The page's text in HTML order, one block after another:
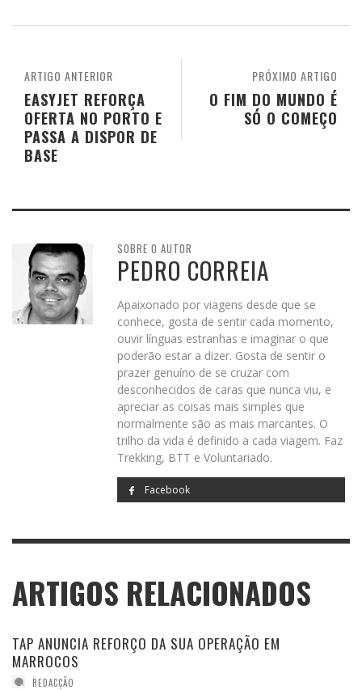
PRÓXIMO ARTIGO
O FIM DO MUNDO É
SÓ O COMEÇO
ARTIGO ANTERIOR
EASYJET REFORÇA
OFERTA NO PORTO E
PASSA A DISPOR DE
BASE
SOBRE O AUTOR
PEDRO CORREIA
Apaixonado por viagens desde que se
conhece, gosta de sentir cada momento,
ouvir línguas estranhas e imaginar o que
poderão estar a dizer. Gosta de sentir o
prazer genuíno de se cruzar com
desconhecidos de caras que nunca viu, e
apreciar as coisas mais simples que
normalmente são as mais marcantes. O
trilho da vida é definido a cada viagem. Faz
Trekking, BTT e Voluntariado.
Facebook
ARTIGOS RELACIONADOS
TAP ANUNCIA REFORÇO DA SUA OPERAÇÃO EM
MARROCOS
REDACÇÃO